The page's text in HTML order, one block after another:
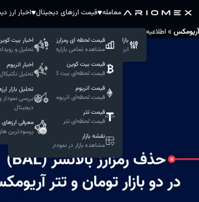
معامله
بازار حرفه ای
ابزار های پیشرفته معاملاتی
قیمت ارزهای دیجیتال
قیمت لحظه ای رمزارزها
مشاهده تمامی بازار‌ها
قیمت‌ بیت کوین
قیمت لحظه‌ای بیت کوین
قیمت‌ اتریوم
قیمت لحظه‌ای اتریوم
قیمت‌ تتر
قیمت لحظه‌ای تتر
نقشه بازار
مشاهده بازار در نمودار
اخبار ارز
اخبار بیت
تحلیل و
اخبار اتریوم
تحلیل
تحلیل بازار
بررسی
دیجیتال
معرفی
پرسودترین
آریومکس »اطلاعیه‌های آریومکس »